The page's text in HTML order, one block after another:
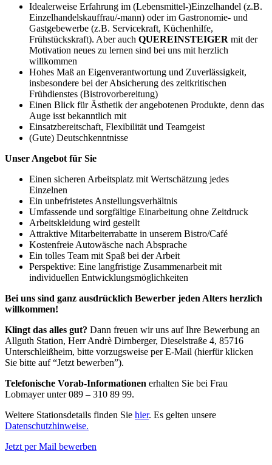
Idealerweise Erfahrung im (Lebensmittel-)Einzelhandel (z.B.
Einzelhandelskauffrau/-mann) oder im Gastronomie- und
Gastgebewerbe (z.B. Servicekraft, Küchenhilfe,
Frühstückskraft). Aber auch QUEREINSTEIGER mit der
Motivation neues zu lernen sind bei uns mit herzlich
willkommen
Hohes Maß an Eigenverantwortung und Zuverlässigkeit,
insbesondere bei der Absicherung des zeitkritischen
Frühdienstes (Bistrovorbereitung)
Einen Blick für Ästhetik der angebotenen Produkte, denn das
Auge isst bekanntlich mit
Einsatzbereitschaft, Flexibilität und Teamgeist
(Gute) Deutschkenntnisse
Unser Angebot für Sie
Einen sicheren Arbeitsplatz mit Wertschätzung jedes
Einzelnen
Ein unbefristetes Anstellungsverhältnis
Umfassende und sorgfältige Einarbeitung ohne Zeitdruck
Arbeitskleidung wird gestellt
Attraktive Mitarbeiterrabatte in unserem Bistro/Café
Kostenfreie Autowäsche nach Absprache
Ein tolles Team mit Spaß bei der Arbeit
Perspektive: Eine langfristige Zusammenarbeit mit
individuellen Entwicklungsmöglichkeiten
Bei uns sind ganz ausdrücklich Bewerber jeden Alters herzlich
willkommen!
Klingt das alles gut? Dann freuen wir uns auf Ihre Bewerbung an
Allguth Station, Herr Andrè Dirnberger, Dieselstraße 4, 85716
Unterschleißheim, bitte vorzugsweise per E-Mail (hierfür klicken
Sie bitte auf “Jetzt bewerben”).
Telefonische Vorab-Informationen erhalten Sie bei Frau
Lobmayer unter 089 – 310 89 99.
Weitere Stationsdetails finden Sie hier. Es gelten unsere
Datenschutzhinweise.
Jetzt per Mail bewerben